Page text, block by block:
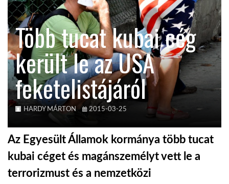
KÖZEL-KELET
AUSZTRÁLIA
A VILÁG ITTHON
Több tucat kubai cég
került le az USA
feketelistájáról
HARDY MÁRTON 2015-03-25
Az Egyesült Államok kormánya több tucat
kubai céget és magánszemélyt vett le a
terrorizmust és a nemzetközi